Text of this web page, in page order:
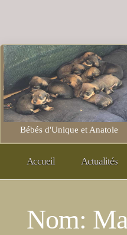
Bébés d'Unique et Anatole
Accueil Actualités
Nom: